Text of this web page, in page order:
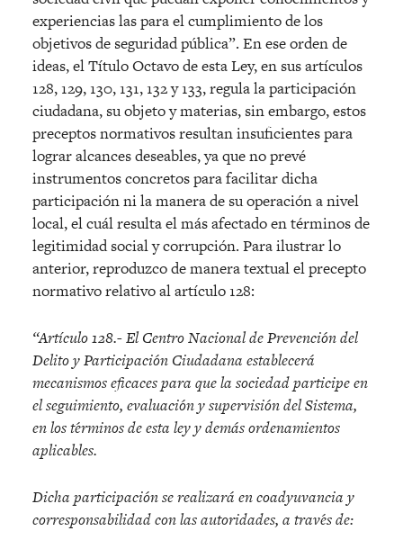
experiencias las para el cumplimiento de los
objetivos de seguridad pública”. En ese orden de
ideas, el Título Octavo de esta Ley, en sus artículos
128, 129, 130, 131, 132 y 133, regula la participación
ciudadana, su objeto y materias, sin embargo, estos
preceptos normativos resultan insuficientes para
lograr alcances deseables, ya que no prevé
instrumentos concretos para facilitar dicha
participación ni la manera de su operación a nivel
local, el cuál resulta el más afectado en términos de
legitimidad social y corrupción. Para ilustrar lo
anterior, reproduzco de manera textual el precepto
normativo relativo al artículo 128:
“Artículo 128.- El Centro Nacional de Prevencion del
Delito y Participacion Ciudadana establecera
mecanismos eficaces para que la sociedad participe en
el seguimiento, evaluacion y supervision del Sistema,
en los terminos de esta ley y demas ordenamientos
aplicables.
Dicha participacion se realizara en coadyuvancia y
corresponsabilidad con las autoridades, a traves de: